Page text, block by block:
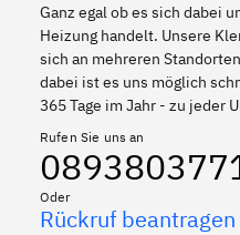
Ganz egal ob es sich dabei
Heizung handelt. Unsere
sich an mehreren
dabei ist es uns möglich
365 Tage im Jahr - zu jeder
Rufen Sie uns an
Oder
Rückruf beantragen